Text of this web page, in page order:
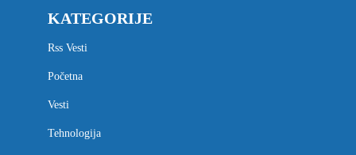
KATEGORIJE
Rss Vesti
Početna
Vesti
Tehnologija